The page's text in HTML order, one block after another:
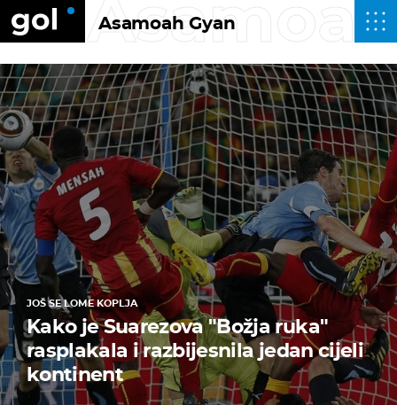
Asamoah Gyan
JOŠ SE LOME KOPLJA
Kako je Suarezova "Božja ruka"
rasplakala i razbijesnila jedan cijeli
kontinent